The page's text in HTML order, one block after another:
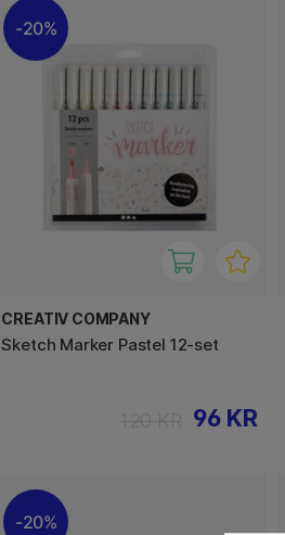
20%
CREATIV COMPANY
Sketch Marker Pastel 12-set
96 KR
20%